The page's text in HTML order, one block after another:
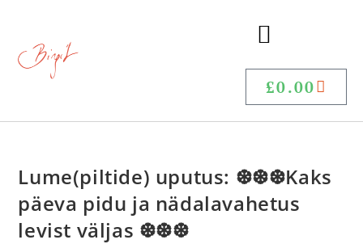
£0.00
Lume(piltide) uputus: ❆❆❆Kaks
päeva pidu ja nädalavahetus
levist väljas ❆❆❆